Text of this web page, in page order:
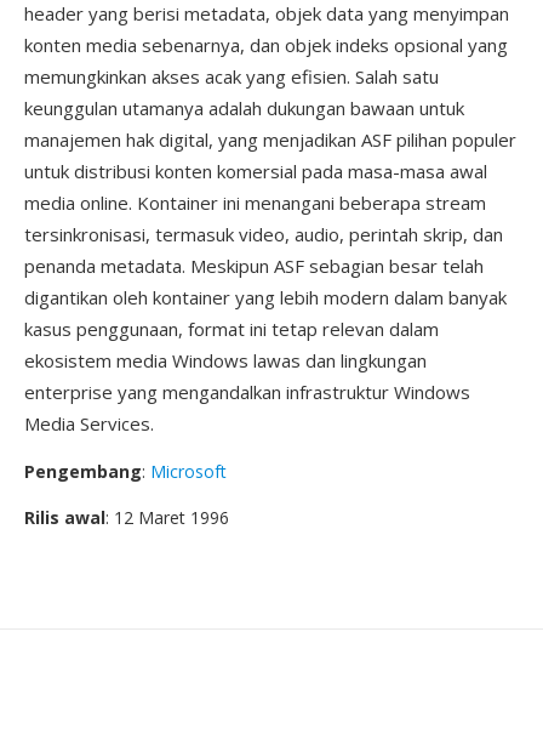
header yang berisi metadata, objek data yang menyimpan
konten media sebenarnya, dan objek indeks opsional yang
memungkinkan akses acak yang efisien. Salah satu
keunggulan utamanya adalah dukungan bawaan untuk
manajemen hak digital, yang menjadikan ASF pilihan populer
untuk distribusi konten komersial pada masa-masa awal
media online. Kontainer ini menangani beberapa stream
tersinkronisasi, termasuk video, audio, perintah skrip, dan
penanda metadata. Meskipun ASF sebagian besar telah
digantikan oleh kontainer yang lebih modern dalam banyak
kasus penggunaan, format ini tetap relevan dalam
ekosistem media Windows lawas dan lingkungan
enterprise yang mengandalkan infrastruktur Windows
Media Services.
Pengembang: Microsoft
Rilis awal: 12 Maret 1996